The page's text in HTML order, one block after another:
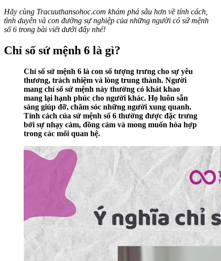
Hãy cùng Tracuuthansohoc.com khám phá sâu hơn về tính cách,
tình duyên và con đường sự nghiệp của những người có sứ mệnh
số 6 trong bài viết dưới đây nhé!
Chỉ số sứ mệnh 6 là gì?
Chỉ số sứ mệnh 6 là con số tượng trưng cho sự yêu
thương, trách nhiệm và lòng trung thành. Người
mang chỉ số sứ mệnh này thường có khát khao
mang lại hạnh phúc cho người khác. Họ luôn sẵn
sàng giúp đỡ, chăm sóc những người xung quanh.
Tính cách của sứ mệnh số 6 thường được đặc trưng
bởi sự nhạy cảm, đồng cảm và mong muốn hòa hợp
trong các mối quan hệ.